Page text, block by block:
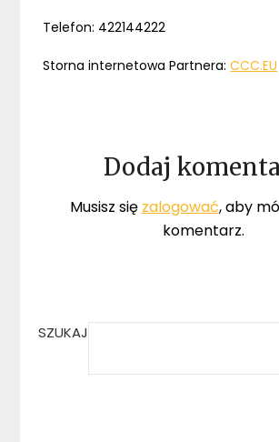
Telefon: 422144222
Storna internetowa Partnera:CCC.EU
Dodaj
Musisz się zalogować, aby
komentarz.
SZUKAJ